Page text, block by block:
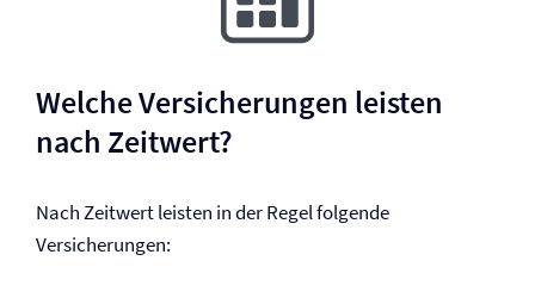
Welche Versicherungen leisten
nach Zeitwert?
Nach Zeitwert leisten in der Regel folgende
Versicherungen: